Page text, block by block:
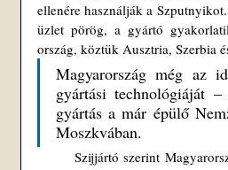
ellenére használják a
üzlet pörög, a gyártó
ország, köztük Ausztria, Szerbia
Magyarország még az
gyártási technológiáját
gyártás a már épülő
Moszkvában.